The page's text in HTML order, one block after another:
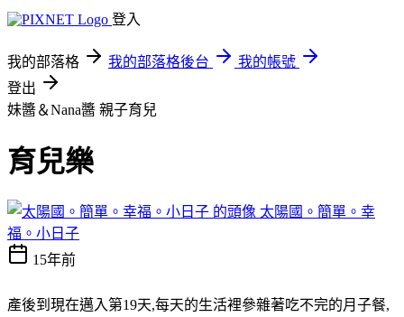
登入
我的部落格 我的部落格後台
我的帳號
登出
妹醬＆Nana醬 親子育兒
育兒樂
太陽國。簡單。幸
福。小日子
15年前
產後到現在邁入第19天,每天的生活裡參雜著吃不完的月子餐,